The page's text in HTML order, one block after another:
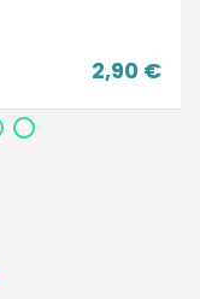
2,90 €